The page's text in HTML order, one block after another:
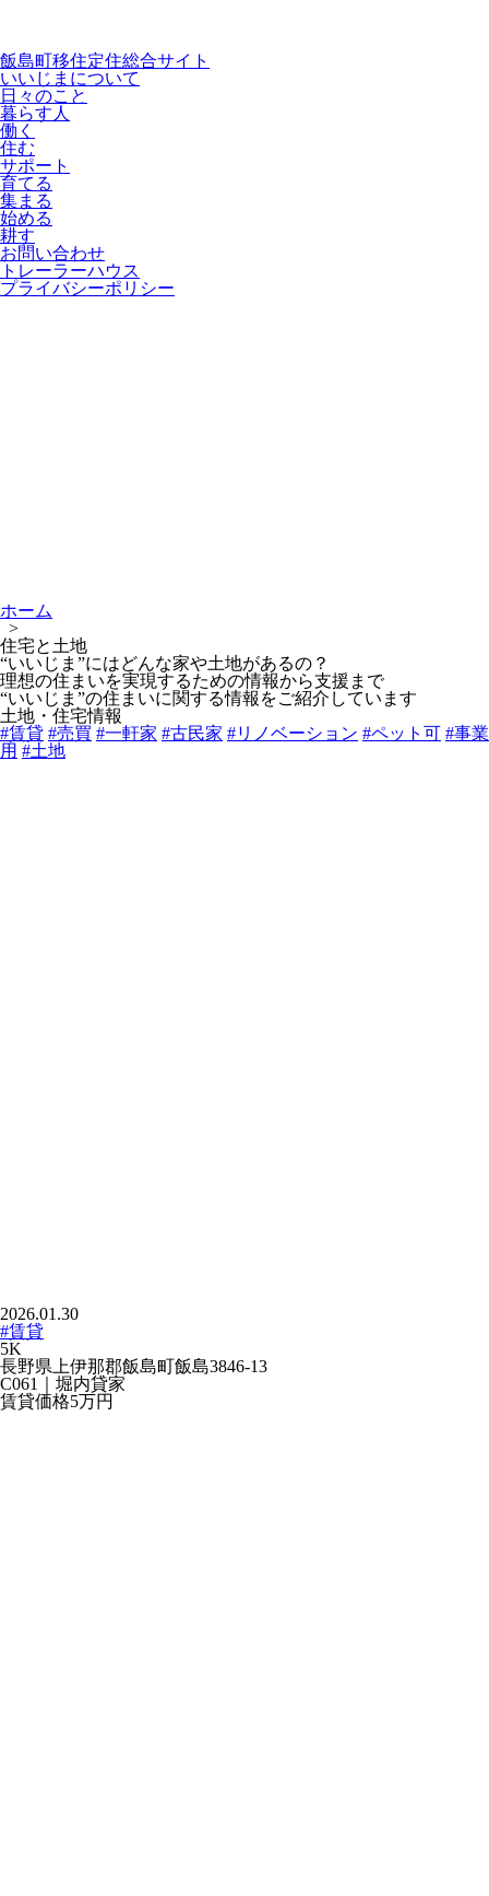
飯島町移住定住総合サイト
いいじまについて
日々のこと
暮らす人
働く
住む
サポート
育てる
集まる
始める
耕す
お問い合わせ
トレーラーハウス
プライバシーポリシー
ホーム
>
住宅と土地
“いいじま”にはどんな家や土地があるの？
理想の住まいを実現するための情報から支援まで
“いいじま”の住まいに関する情報をご紹介しています
土地・住宅情報
#賃貸 #売買 #一軒家 #古民家 #リノベーション #ペット可 #事業
用 #土地
2026.01.30
#賃貸
5K
長野県上伊那郡飯島町飯島3846-13
C061｜堀内貸家
賃貸価格5万円